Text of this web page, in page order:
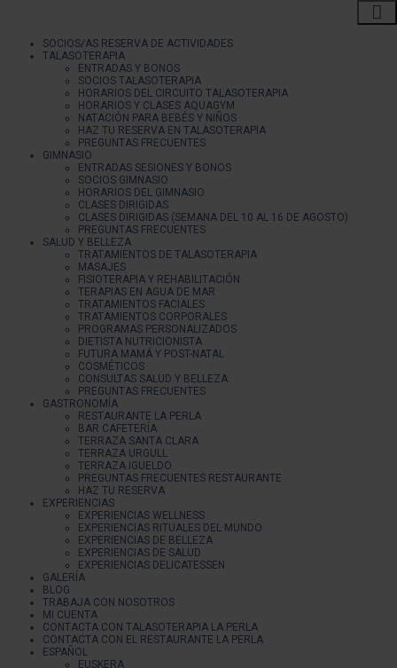
SOCIOS/AS RESERVA DE ACTIVIDADES
TALASOTERAPIA
ENTRADAS Y BONOS
SOCIOS TALASOTERAPIA
HORARIOS DEL CIRCUITO TALASOTERAPIA
HORARIOS Y CLASES AQUAGYM
NATACIÓN PARA BEBÉS Y NIÑOS
HAZ TU RESERVA EN TALASOTERAPIA
PREGUNTAS FRECUENTES
GIMNASIO
ENTRADAS SESIONES Y BONOS
SOCIOS GIMNASIO
HORARIOS DEL GIMNASIO
CLASES DIRIGIDAS
CLASES DIRIGIDAS (SEMANA DEL 10 AL 16 DE AGOSTO)
PREGUNTAS FRECUENTES
SALUD Y BELLEZA
TRATAMIENTOS DE TALASOTERAPIA
MASAJES
FISIOTERAPIA Y REHABILITACIÓN
TERAPIAS EN AGUA DE MAR
TRATAMIENTOS FACIALES
TRATAMIENTOS CORPORALES
PROGRAMAS PERSONALIZADOS
DIETISTA NUTRICIONISTA
FUTURA MAMÁ Y POST-NATAL
COSMÉTICOS
CONSULTAS SALUD Y BELLEZA
PREGUNTAS FRECUENTES
GASTRONOMÍA
RESTAURANTE LA PERLA
BAR CAFETERÍA
TERRAZA SANTA CLARA
TERRAZA URGULL
TERRAZA IGUELDO
PREGUNTAS FRECUENTES RESTAURANTE
HAZ TU RESERVA
EXPERIENCIAS
EXPERIENCIAS WELLNESS
EXPERIENCIAS RITUALES DEL MUNDO
EXPERIENCIAS DE BELLEZA
EXPERIENCIAS DE SALUD
EXPERIENCIAS DELICATESSEN
GALERÍA
BLOG
TRABAJA CON NOSOTROS
MI CUENTA
CONTACTA CON TALASOTERAPIA LA PERLA
CONTACTA CON EL RESTAURANTE LA PERLA
ESPAÑOL
EUSKERA